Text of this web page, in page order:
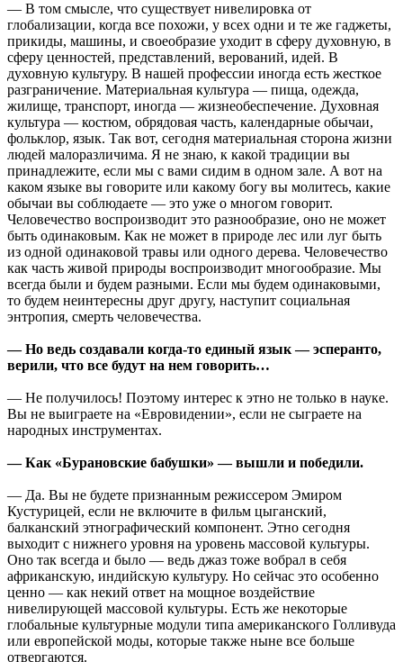
— В том смысле, что существует нивелировка от
глобализации, когда все похожи, у всех одни и те же гаджеты,
прикиды, машины, и своеобразие уходит в сферу духовную, в
сферу ценностей, представлений, верований, идей. В
духовную культуру. В нашей профессии иногда есть жесткое
разграничение. Материальная культура — пища, одежда,
жилище, транспорт, иногда — жизнеобеспечение. Духовная
культура — костюм, обрядовая часть, календарные обычаи,
фольклор, язык. Так вот, сегодня материальная сторона жизни
людей малоразличима. Я не знаю, к какой традиции вы
принадлежите, если мы с вами сидим в одном зале. А вот на
каком языке вы говорите или какому богу вы молитесь, какие
обычаи вы соблюдаете — это уже о многом говорит.
Человечество воспроизводит это разнообразие, оно не может
быть одинаковым. Как не может в природе лес или луг быть
из одной одинаковой травы или одного дерева. Человечество
как часть живой природы воспроизводит многообразие. Мы
всегда были и будем разными. Если мы будем одинаковыми,
то будем неинтересны друг другу, наступит социальная
энтропия, смерть человечества.
— Но ведь создавали когда-то единый язык — эсперанто,
верили, что все будут на нем говорить…
— Не получилось! Поэтому интерес к этно не только в науке.
Вы не выиграете на «Евровидении», если не сыграете на
народных инструментах.
— Как «Бурановские бабушки» — вышли и победили.
— Да. Вы не будете признанным режиссером Эмиром
Кустурицей, если не включите в фильм цыганский,
балканский этнографический компонент. Этно сегодня
выходит с нижнего уровня на уровень массовой культуры.
Оно так всегда и было — ведь джаз тоже вобрал в себя
африканскую, индийскую культуру. Но сейчас это особенно
ценно — как некий ответ на мощное воздействие
нивелирующей массовой культуры. Есть же некоторые
глобальные культурные модули типа американского Голливуда
или европейской моды, которые также ныне все больше
отвергаются.